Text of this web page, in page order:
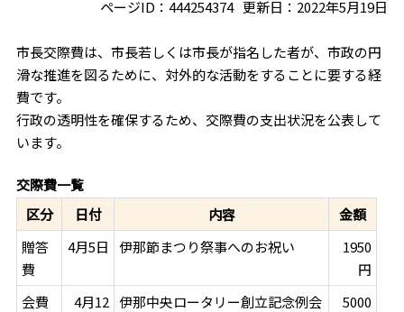
ページID：444254374 更新日：2022年5月19日
市長交際費は、市長若しくは市長が指名した者が、市政の円
滑な推進を図るために、対外的な活動をすることに要する経
費です。
行政の透明性を確保するため、交際費の支出状況を公表して
います。
交際費一覧
区分
日付 内容
金額
贈答
費
4月5日 伊那節まつり祭事へのお祝い
1950
円
会費
4月12 伊那中央ロータリー創立記念例会
5000